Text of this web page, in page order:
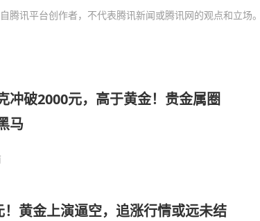
腾讯平台创作者，不代表腾讯新闻或腾讯网的观点和立场。
冲破2000元，高于黄金！贵金属圈
马
！黄金上演逼空，追涨行情或远未结